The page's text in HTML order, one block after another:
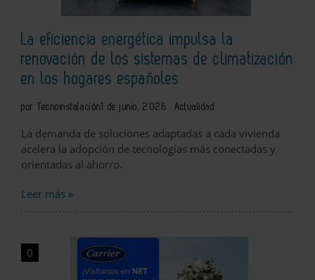
La eficiencia energética impulsa la
renovación de los sistemas de climatización
en los hogares españoles
por Tecnoinstalación 1 de junio, 2026 Actualidad
La demanda de soluciones adaptadas a cada vivienda
acelera la adopción de tecnologías más conectadas y
orientadas al ahorro.
Leer más »
0